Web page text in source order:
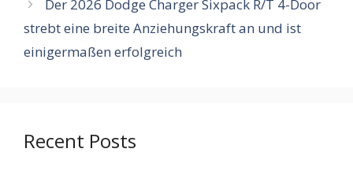
Der 2026 Dodge Charger Sixpack R/T 4-Door
strebt eine breite Anziehungskraft an und ist
einigermaßen erfolgreich
Recent Posts